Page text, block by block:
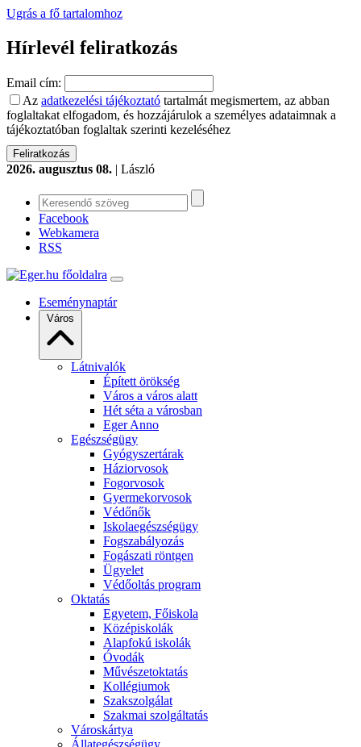
Ugrás a fő tartalomhoz
Hírlevél feliratkozás
Email cím:
Az adatkezelési tájékoztató tartalmát megismertem, az abban
foglaltakat elfogadom, és hozzájárulok a személyes adataimnak a
tájékoztatóban foglaltak szerinti kezeléséhez
2026. augusztus 08. | László
Facebook
Webkamera
RSS
Eseménynaptár
Város
Látnivalók
Épített örökség
Város a város alatt
Hét séta a városban
Eger Anno
Egészségügy
Gyógyszertárak
Háziorvosok
Fogorvosok
Gyermekorvosok
Védőnők
Iskolaegészségügy
Fogszabályozás
Fogászati röntgen
Ügyelet
Védőoltás program
Oktatás
Egyetem, Főiskola
Középiskolák
Alapfokú iskolák
Óvodák
Művészetoktatás
Kollégiumok
Szakszolgálat
Szakmai szolgáltatás
Városkártya
Állategészségügy